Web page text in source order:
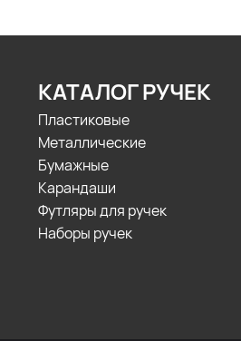
КАТАЛОГ РУЧЕК
Пластиковые
Металлические
Бумажные
Карандаши
Футляры для ручек
Наборы ручек